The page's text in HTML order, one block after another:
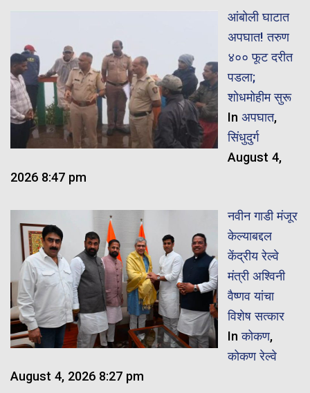
आंबोली घाटात
अपघात! तरुण
४०० फूट दरीत
पडला;
शोधमोहीम सुरू
In अपघात,
सिंधुदुर्ग
August 4,
2026 8:47 pm
नवीन गाडी मंजूर
केल्याबद्दल
केंद्रीय रेल्वे
मंत्री अश्विनी
वैष्णव यांचा
विशेष सत्कार
Inकोकण,
कोकण रेल्वे
August 4, 2026 8:27 pm